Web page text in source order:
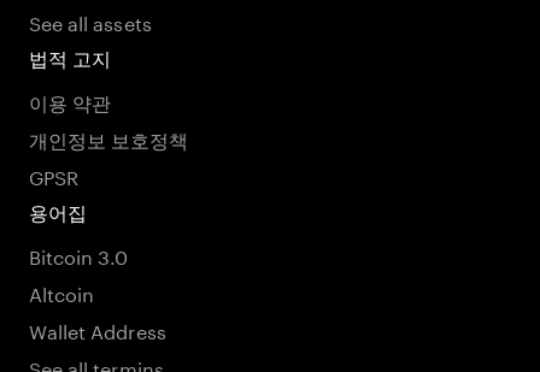
See all assets
법적 고지
이용 약관
개인정보 보호정책
GPSR
용어집
Bitcoin 3.0
Altcoin
Wallet Address